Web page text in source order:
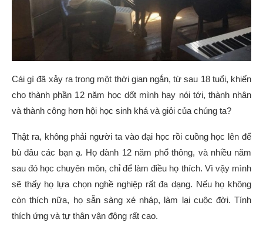
Cái gì đã xảy ra trong một thời gian ngắn, từ sau 18 tuổi, khiến
cho thành phần 12 năm học dốt mình hay nói tới, thành nhân
và thành công hơn hội học sinh khá và giỏi của chúng ta?
Thật ra, không phải người ta vào đại học rồi cuồng học lên để
bù đâu các bạn ạ. Họ dành 12 năm phổ thông, và nhiều năm
sau đó học chuyên môn, chỉ để làm điều họ thích. Vì vậy mình
sẽ thấy họ lựa chọn nghề nghiệp rất đa dạng. Nếu họ không
còn thích nữa, họ sẵn sàng xé nháp, làm lại cuộc đời. Tính
thích ứng và tự thân vận động rất cao.